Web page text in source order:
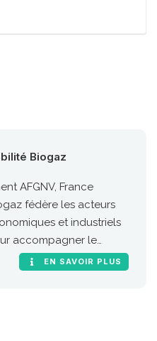
Biogaz
AFGNV, France
fédère les acteurs
et industriels
accompagner le
de l’usage carburant
EN SAVOIR PLUS